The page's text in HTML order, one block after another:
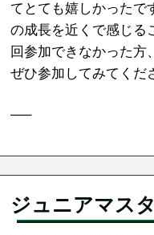
てとても嬉しかったで
の成長を近くで感じる
回参加できなかった方
ぜひ参加してみてくだ
—–
ジュニアマス